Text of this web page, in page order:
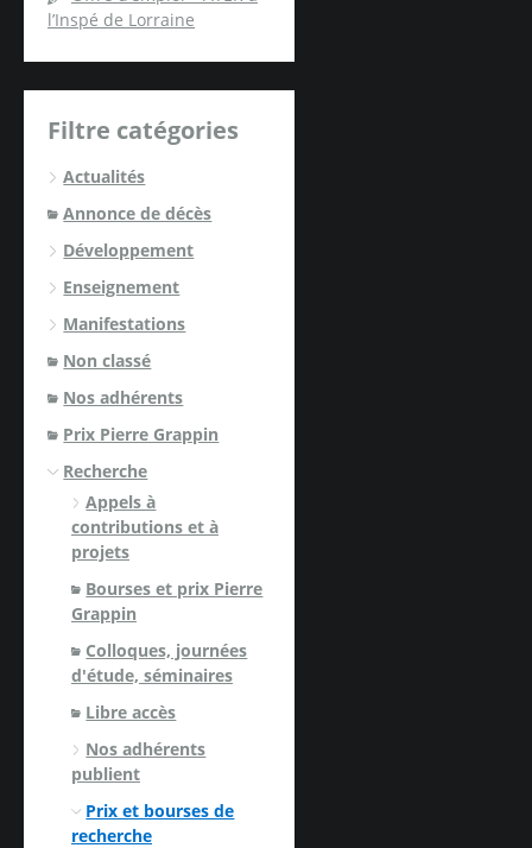
l’Inspé de Lorraine
Filtre catégories
Actualités
Annonce de décès
Développement
Enseignement
Manifestations
Non classé
Nos adhérents
Prix Pierre Grappin
Recherche
Appels à
contributions et à
projets
Bourses et prix Pierre
Grappin
Colloques, journées
d'étude, séminaires
Libre accès
Nos adhérents
publient
Prix et bourses de
recherche